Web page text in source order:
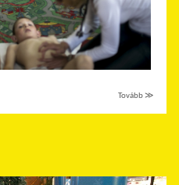
Tovább ≫